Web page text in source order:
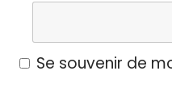
Se souvenir de